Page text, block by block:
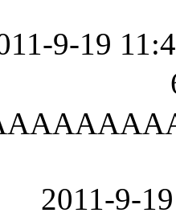
9-19
2011-9-